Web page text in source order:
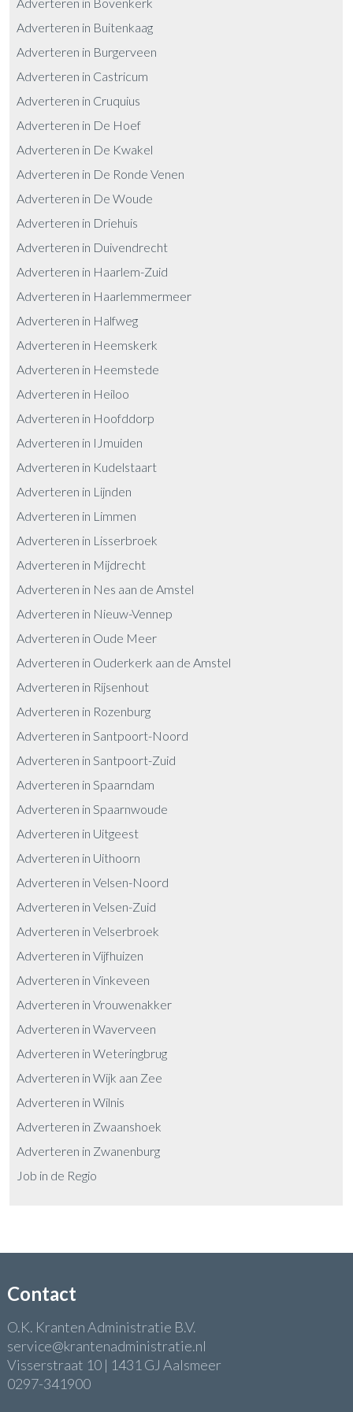
Adverteren in Buitenkaag
Adverteren in Burgerveen
Adverteren in Castricum
Adverteren in Cruquius
Adverteren in De Hoef
Adverteren in De Kwakel
Adverteren in De Ronde Venen
Adverteren in De Woude
Adverteren in Driehuis
Adverteren in Duivendrecht
Adverteren in Haarlem-Zuid
Adverteren in Haarlemmermeer
Adverteren in Halfweg
Adverteren in Heemskerk
Adverteren in Heemstede
Adverteren in Heiloo
Adverteren in Hoofddorp
Adverteren in IJmuiden
Adverteren in Kudelstaart
Adverteren in Lijnden
Adverteren in Limmen
Adverteren in Lisserbroek
Adverteren in Mijdrecht
Adverteren in Nes aan de Amstel
Adverteren in Nieuw-Vennep
Adverteren in Oude Meer
Adverteren in Ouderkerk aan de Amstel
Adverteren in Rijsenhout
Adverteren in Rozenburg
Adverteren in Santpoort-Noord
Adverteren in Santpoort-Zuid
Adverteren in Spaarndam
Adverteren in Spaarnwoude
Adverteren in Uitgeest
Adverteren in Uithoorn
Adverteren in Velsen-Noord
Adverteren in Velsen-Zuid
Adverteren in Velserbroek
Adverteren in Vijfhuizen
Adverteren in Vinkeveen
Adverteren in Vrouwenakker
Adverteren in Waverveen
Adverteren in Weteringbrug
Adverteren in Wijk aan Zee
Adverteren in Wilnis
Adverteren in Zwaanshoek
Adverteren in Zwanenburg
Job in de Regio
Contact
O.K. Kranten Administratie B.V.
service@krantenadministratie.nl
Visserstraat 10 | 1431 GJ Aalsmeer
0297-341900